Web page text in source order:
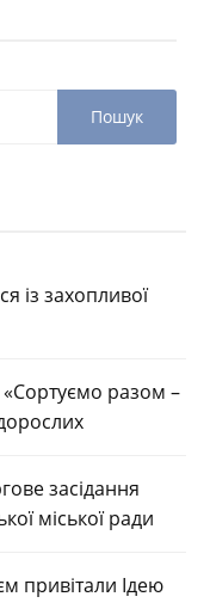
із захопливої
«Сортуємо разом –
засідання
міської ради
привітали Ідею